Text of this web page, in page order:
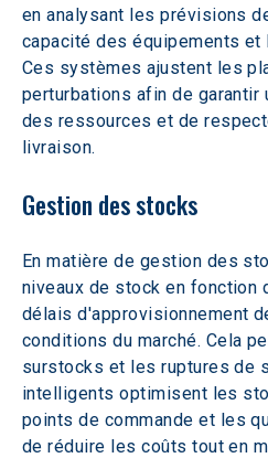
en analysant les prévisions
capacité des équipements et
Ces systèmes ajustent les
perturbations afin de
des ressources et de
livraison.
Gestion des stocks
En matière de gestion des
niveaux de stock en fonction
délais d'approvisionnement
conditions du marché. Cela
surstocks et les ruptures de
intelligents optimisent les
points de commande et les
de réduire les coûts tout en